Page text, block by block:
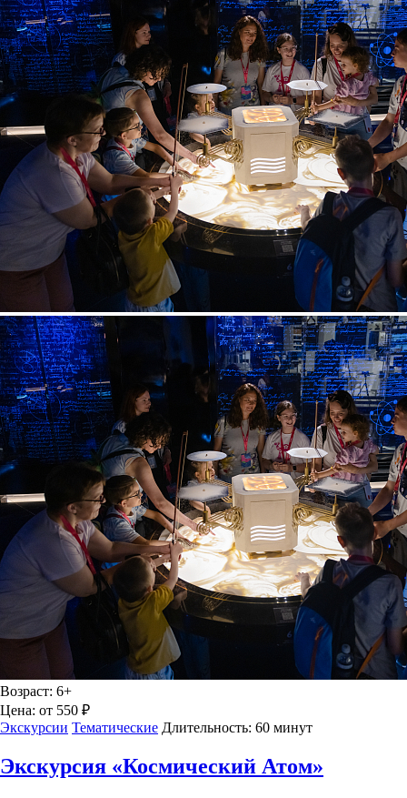
Возраст: 6+
Цена: от 550 ₽
Экскурсии Тематические Длительность: 60 минут
Экскурсия «Космический Атом»